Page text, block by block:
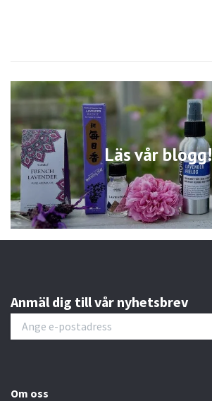
Läs vår blogg!
Anmäl dig till vår nyhetsbrev
Om oss